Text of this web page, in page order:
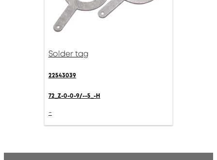
Solder tag
22543039
72_Z-0-0-9/--5_-H
-